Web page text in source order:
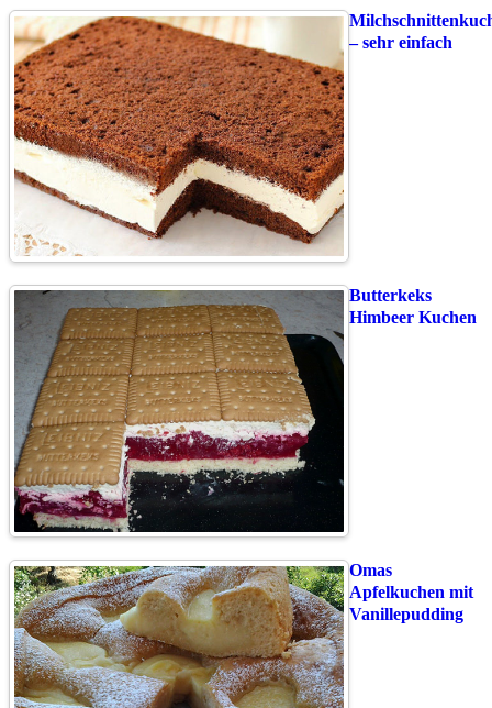
– sehr einfach
Butterkeks
Himbeer Kuchen
Omas
Apfelkuchen mit
Vanillepudding